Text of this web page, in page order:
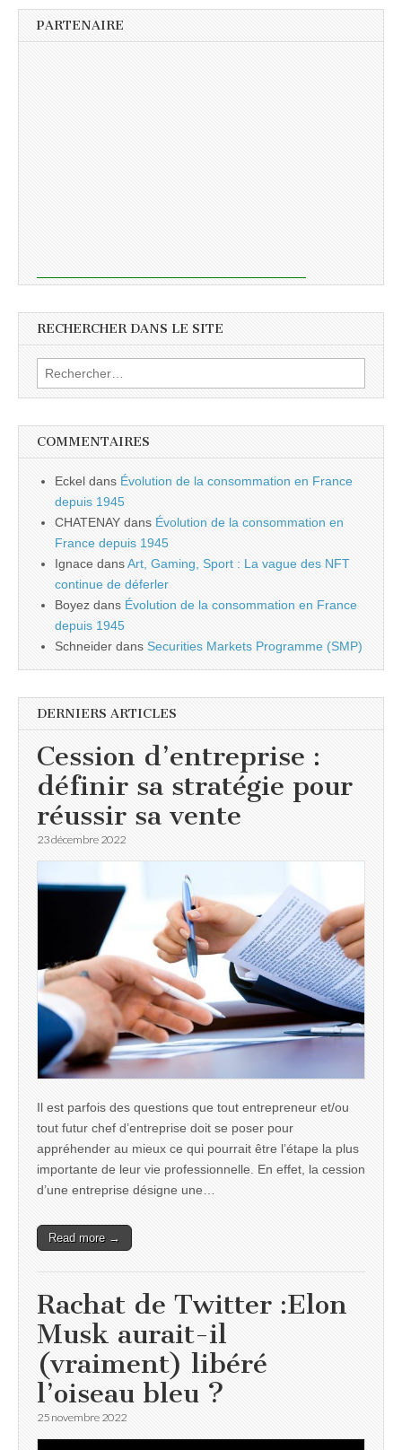
PARTENAIRE
RECHERCHER DANS LE SITE
Rechercher :
COMMENTAIRES
Eckel dans Évolution de la consommation en France
depuis 1945
CHATENAY dans Évolution de la consommation en
France depuis 1945
Ignace dansArt, Gaming, Sport : La vague des NFT
continue de déferler
Boyez dans Évolution de la consommation en France
depuis 1945
Schneider dans Securities Markets Programme (SMP)
DERNIERS ARTICLES
Cession d’entreprise :
définir sa stratégie pour
réussir sa vente
23 décembre 2022
Il est parfois des questions que tout entrepreneur et/ou
tout futur chef d’entreprise doit se poser pour
appréhender au mieux ce qui pourrait être l’étape la plus
importante de leur vie professionnelle. En effet, la cession
d’une entreprise désigne une…
Read more →
Rachat de Twitter :Elon
Musk aurait-il
(vraiment) libéré
l’oiseau bleu ?
25 novembre 2022